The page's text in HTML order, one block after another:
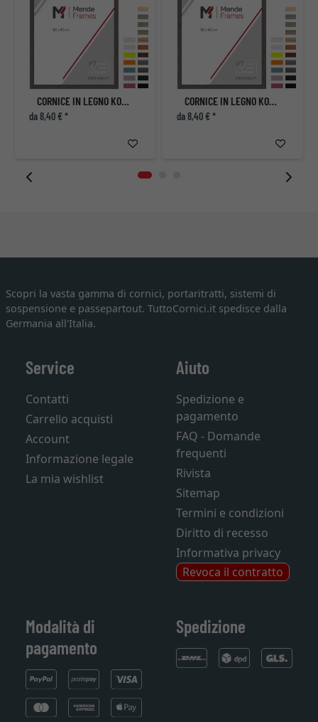
CORNICE IN LEGNO KOUDOU
da 8,40 € *
CORNICE IN LEGNO KOUDOU
da 8,40 € *
Scopri la vasta gamma di cornici, portaritratti, sistemi di
sospensione e passepartout. TuttoCornici.it spedisce dalla
Germania all'Italia.
Service
Contatti
Carrello acquisti
Account
Informazione legale
La mia wishlist
Aiuto
Spedizione e
pagamento
FAQ - Domande
frequenti
Rivista
Sitemap
Termini e condizioni
Diritto di recesso
Informativa privacy
Revoca il contratto
Modalità di
pagamento
Spedizione